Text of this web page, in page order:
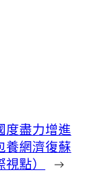
度盡力增進
養網濟復蘇
視點）
→